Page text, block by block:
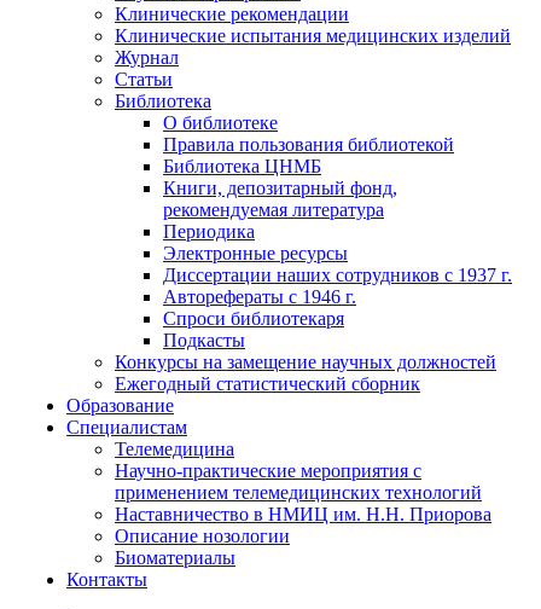
Клинические рекомендации
Клинические испытания медицинских изделий
Журнал
Статьи
Библиотека
О библиотеке
Правила пользования библиотекой
Библиотека ЦНМБ
Книги, депозитарный фонд,
рекомендуемая литература
Периодика
Электронные ресурсы
Диссертации наших сотрудников с 1937 г.
Авторефераты с 1946 г.
Спроси библиотекаря
Подкасты
Конкурсы на замещение научных должностей
Ежегодный статистический сборник
Образование
Специалистам
Телемедицина
Научно-практические мероприятия с
применением телемедицинских технологий
Наставничество в НМИЦ им. Н.Н. Приорова
Описание нозологии
Биоматериалы
Контакты